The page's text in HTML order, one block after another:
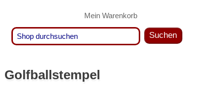
Mein Warenkorb
Suchen
Golfballstempel